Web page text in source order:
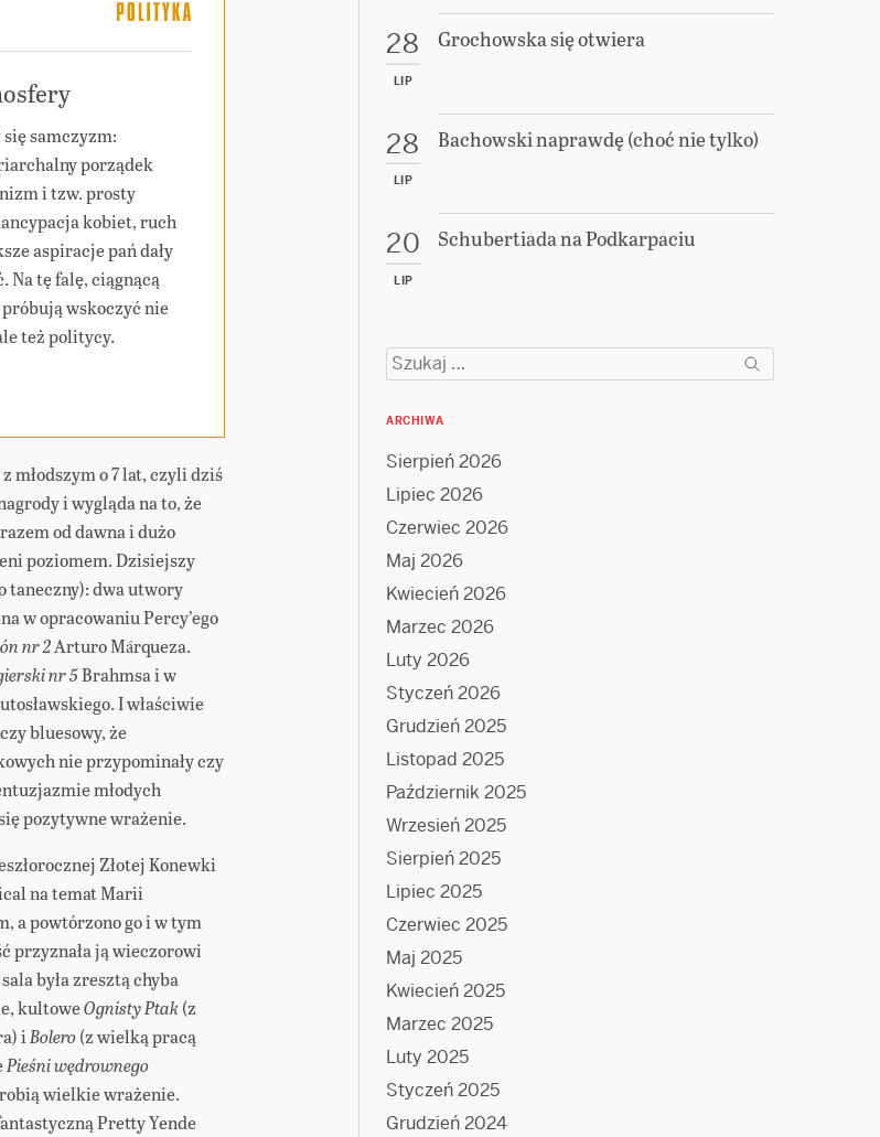
samczyzm:
porządek
i tzw. prosty
kobiet, ruch
aspiracje pań dały
Na tę falę, ciągnącą
wskoczyć nie
też politycy.
młodszym o 7 lat, czyli dziś
i wygląda na to, że
od dawna i dużo
poziomem. Dzisiejszy
taneczny): dwa utwory
w opracowaniu Percy’ego
nr 2Arturo Márqueza.
nr 5Brahmsa i w
I właściwie
bluesowy, że
nie przypominały czy
młodych
pozytywne wrażenie.
Złotej Konewki
na temat Marii
a powtórzono go i w tym
przyznała ją wieczorowi
była zresztą chyba
kultoweOgnisty Ptak (z
iBolero(z wielką pracą
Pieśni wędrownego
wielkie wrażenie.
Pretty Yende
28
LIP
Grochowska się otwiera
28
LIP
Bachowski naprawdę (choć nie tylko)
20
LIP
Schubertiada na Podkarpaciu
Szukaj:
ARCHIWA
Sierpień 2026
Lipiec 2026
Czerwiec 2026
Maj 2026
Kwiecień 2026
Marzec 2026
Luty 2026
Styczeń 2026
Grudzień 2025
Listopad 2025
Październik 2025
Wrzesień 2025
Sierpień 2025
Lipiec 2025
Czerwiec 2025
Maj 2025
Kwiecień 2025
Marzec 2025
Luty 2025
Styczeń 2025
Grudzień 2024